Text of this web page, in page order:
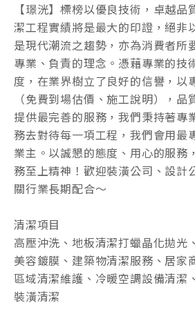
【璟洸】標榜以優良技術，卓越品
潔工程實績將是最大的印證，絕非
是現代潮流之趨勢，亦為消費者所
專業、負責的理念。憑藉專業的技
度，在業界樹立了良好的信譽，以
（免費到場估價、施工說明），品
提供最完善的服務，我們秉持著專
務去對待每一項工程，我們會用最
業主。以誠懇的態度、用心的服務
務至上精神！歡迎裝潢公司、設計
關行業長期配合～
清潔項目
高壓沖洗、地板清潔打蠟晶化拋光
美容鍍膜、建築物清潔服務、居家
區域清潔維護、冷暖空調設備清潔
裝潢清潔